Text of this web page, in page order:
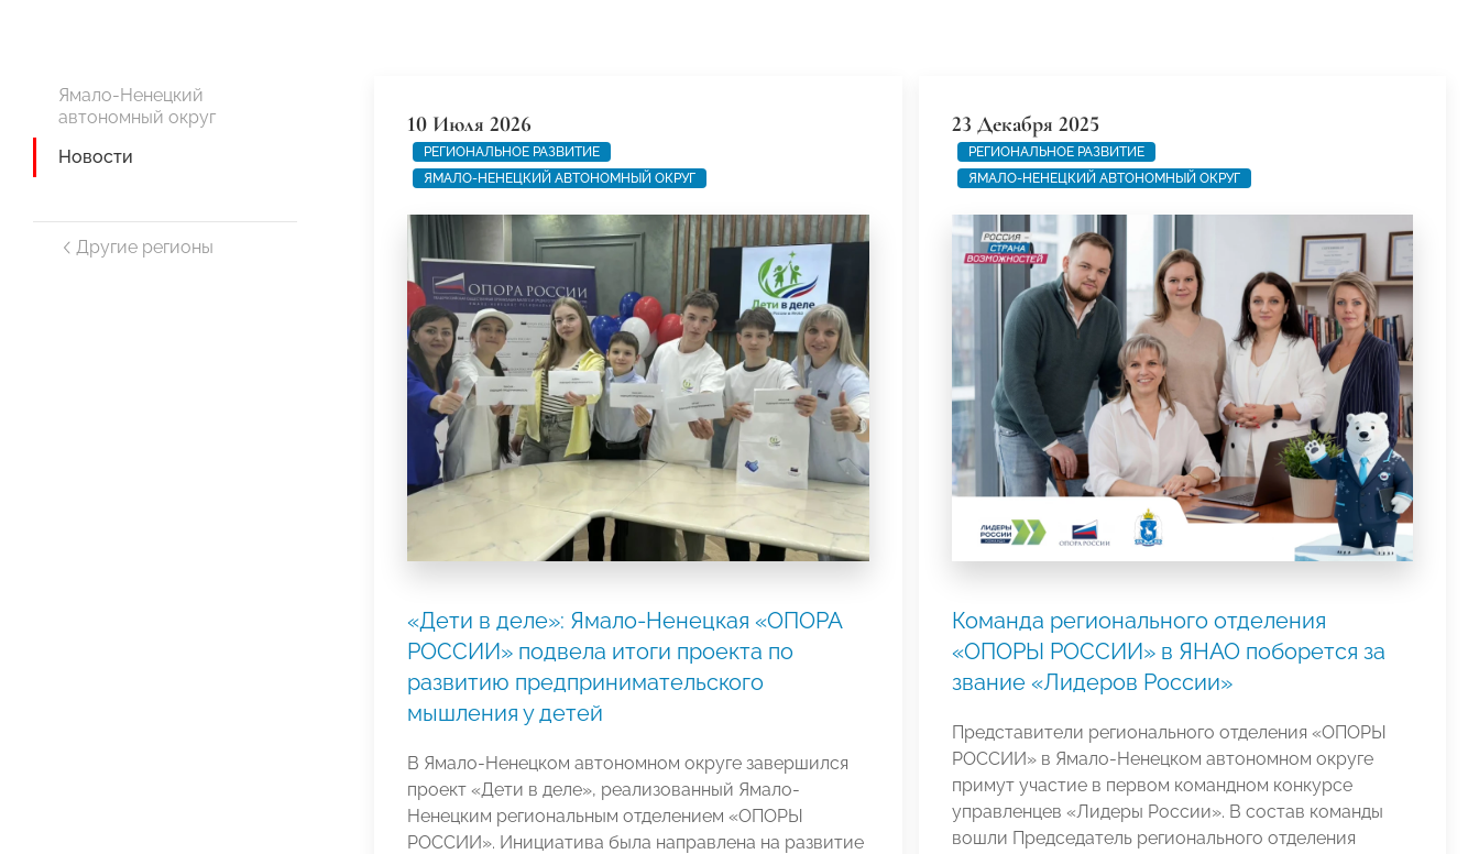
Ямало-Ненецкий
автономный округ
Новости
Другие регионы
10 Июля 2026
РЕГИОНАЛЬНОЕ РАЗВИТИЕ
ЯМАЛО-НЕНЕЦКИЙ АВТОНОМНЫЙ ОКРУГ
«Дети в деле»: Ямало-Ненецкая «ОПОРА
РОССИИ» подвела итоги проекта по
развитию предпринимательского
мышления у детей
В Ямало-Ненецком автономном округе завершился
проект «Дети в деле», реализованный Ямало-
Ненецким региональным отделением «ОПОРЫ
РОССИИ». Инициатива была направлена на развитие
23 Декабря 2025
РЕГИОНАЛЬНОЕ РАЗВИТИЕ
ЯМАЛО-НЕНЕЦКИЙ АВТОНОМНЫЙ ОКРУГ
Команда регионального отделения
«ОПОРЫ РОССИИ» в ЯНАО поборется за
звание «Лидеров России»
Представители регионального отделения «ОПОРЫ
РОССИИ» в Ямало-Ненецком автономном округе
примут участие в первом командном конкурсе
управленцев «Лидеры России». В состав команды
вошли Председатель регионального отделения